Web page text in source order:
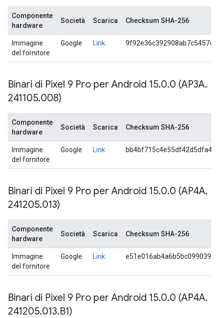
Componente
hardware
Società Scarica Checksum SHA-256
Immagine
del fornitore
Google Link
Binari di Pixel 9 Pro per Android 15.0.0 (AP3A.
241105.008)
Componente
hardware
Società Scarica Checksum SHA-256
Immagine
del fornitore
Google Link
Binari di Pixel 9 Pro per Android 15.0.0 (AP4A.
241205.013)
Componente
hardware
Società Scarica Checksum SHA-256
Immagine
del fornitore
Google Link
Binari di Pixel 9 Pro per Android 15.0.0 (AP4A.
241205.013.B1)